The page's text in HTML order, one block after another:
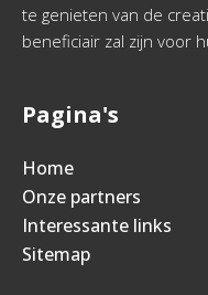
te genieten van de
beneficiair zal zijn voor
Pagina's
Home
Onze partners
Interessante links
Sitemap